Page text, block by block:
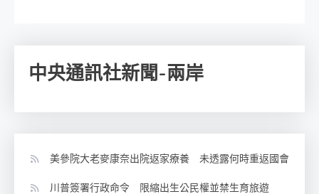
中央通訊社新聞-兩岸
美參院大老麥康奈出院返家療養 未透露何時重返國會
川普簽署行政命令 限縮出生公民權並禁生育旅遊